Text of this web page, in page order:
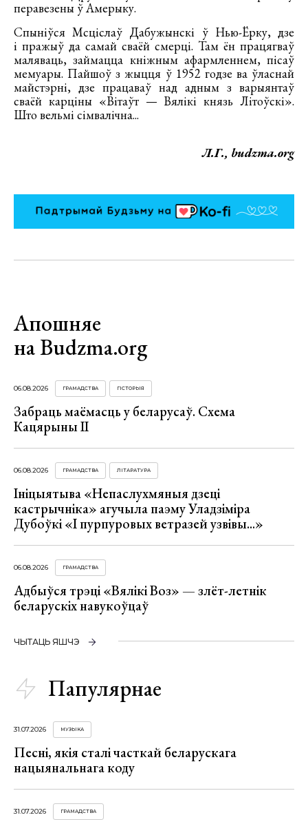
перавезены ў Амерыку.
Спыніўся Мсціслаў Дабужынскі ў Нью-Ёрку, дзе
і пражыў да самай сваёй смерці. Там ён працягваў
маляваць, займацца кніжным афармленнем, пісаў
мемуары. Пайшоў з жыцця ў 1952 годзе ва ўласнай
майстэрні, дзе працаваў над адным з варыянтаў
сваёй карціны «Вітаўт — Вялікі князь Літоўскі».
Што вельмі сімвалічна...
Л.Г., budzma.org
Апошняе
на Budzma.org
06.08.2026 ГРАМАДСТВА ГІСТОРЫЯ
Забраць маёмасць у беларусаў. Схема
Кацярыны ІІ
06.08.2026 ГРАМАДСТВА ЛІТАРАТУРА
Ініцыятыва «Непаслухмяныя дзеці
кастрычніка» агучыла паэму Уладзіміра
Дубоўкі «І пурпуровых ветразей узвівы...»
06.08.2026 ГРАМАДСТВА
Адбыўся трэці «Вялікі Воз» — злёт-летнік
беларускіх навукоўцаў
ЧЫТАЦЬ ЯШЧЭ
Папулярнае
31.07.2026 МУЗЫКА
Песні, якія сталі часткай беларускага
нацыянальнага коду
31.07.2026 ГРАМАДСТВА